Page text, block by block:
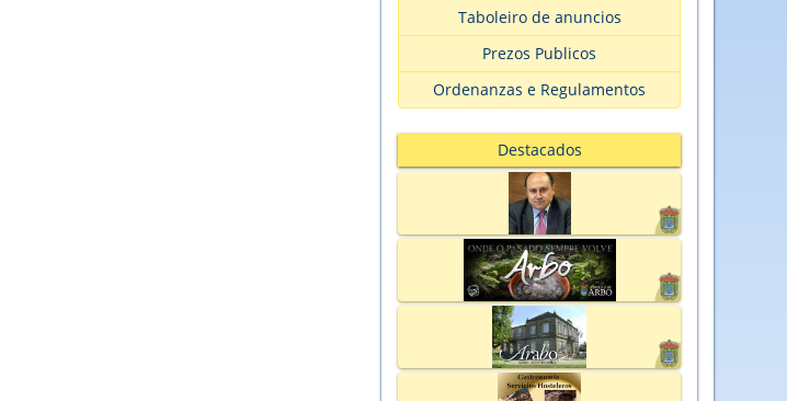
Taboleiro de anuncios
Prezos Publicos
Ordenanzas e Regulamentos
Destacados